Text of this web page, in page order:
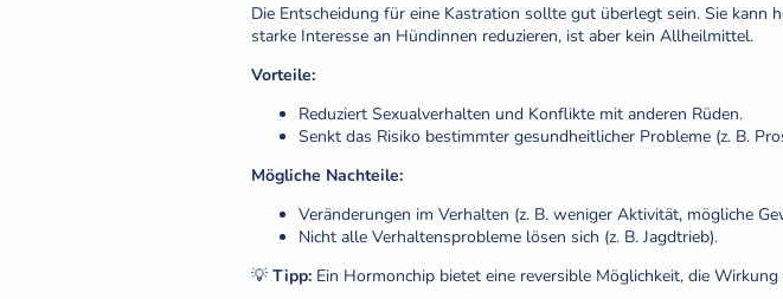
Die Entscheidung für eine Kastration sollte gut überlegt sein. Sie
starke Interesse an Hündinnen reduzieren, ist aber kein Allheilmittel.
Vorteile:
Reduziert Sexualverhalten und Konflikte mit anderen Rüden.
Senkt das Risiko bestimmter gesundheitlicher Probleme (z. B.
Mögliche Nachteile:
Veränderungen im Verhalten (z. B. weniger Aktivität, mögliche
Nicht alle Verhaltensprobleme lösen sich (z. B. Jagdtrieb).
💡 Tipp: Ein Hormonchip bietet eine reversible Möglichkeit, die